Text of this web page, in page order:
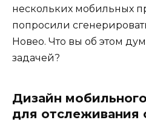
нескольких мобильных
попросили
Новео. Что вы об этом
задачей?
Дизайн
для отслеживания